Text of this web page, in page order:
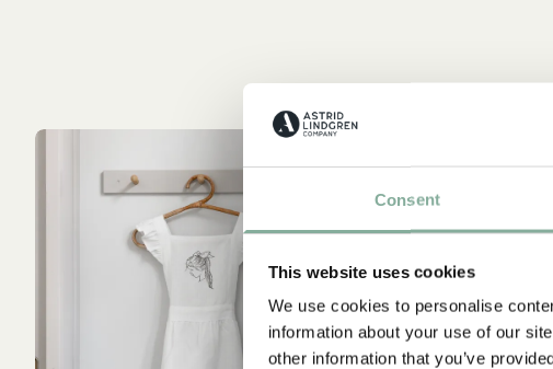
Consent
This website uses cookies
We use cookies to personalise
information about your use of our
other information that you’ve